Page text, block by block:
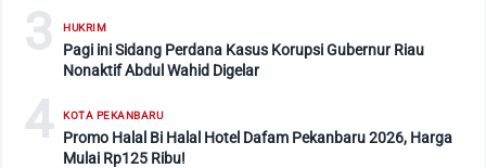
3 HUKRIM
Pagi ini Sidang Perdana Kasus Korupsi Gubernur Riau
Nonaktif Abdul Wahid Digelar
4 KOTA PEKANBARU
Promo Halal Bi Halal Hotel Dafam Pekanbaru 2026, Harga
Mulai Rp125 Ribu!